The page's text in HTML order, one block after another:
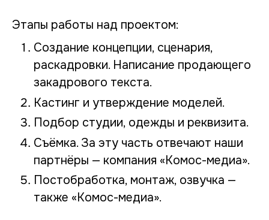
Этапы работы над проектом:
Создание концепции, сценария,
раскадровки. Написание продающего
закадрового текста.
Кастинг и утверждение моделей.
Подбор студии, одежды и реквизита.
Съёмка. За эту часть отвечают наши
партнёры — компания «Комос-медиа».
Постобработка, монтаж, озвучка —
также «Комос-медиа».